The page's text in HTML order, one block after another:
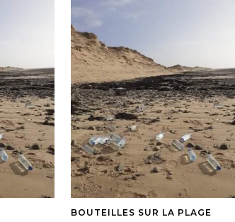
BOUTEILLES SUR LA PLAGE